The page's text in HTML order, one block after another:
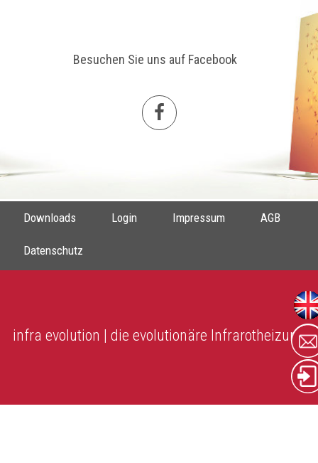
Besuchen Sie uns auf Facebook
Downloads Login Impressum AGB
Datenschutz
infra evolution | die evolutionäre Infrarotheizung